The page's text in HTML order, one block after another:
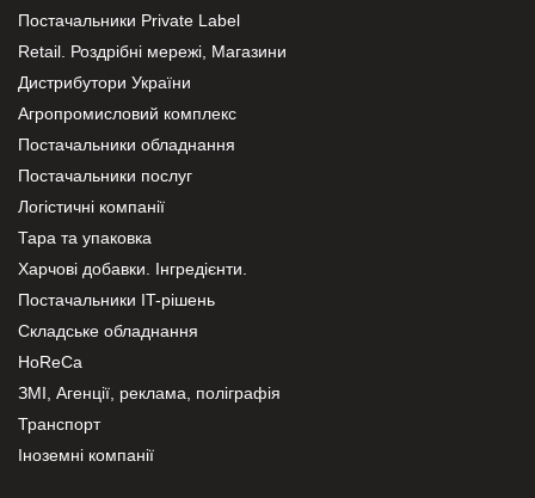
Постачальники Private Label
Retail. Роздрібні мережі, Магазини
Дистрибутори України
Агропромисловий комплекс
Постачальники обладнання
Постачальники послуг
Логістичні компанії
Тара та упаковка
Харчові добавки. Інгредієнти.
Постачальники IT-рішень
Складське обладнання
HoReCa
ЗМІ, Агенції, реклама, поліграфія
Транспорт
Іноземні компанії